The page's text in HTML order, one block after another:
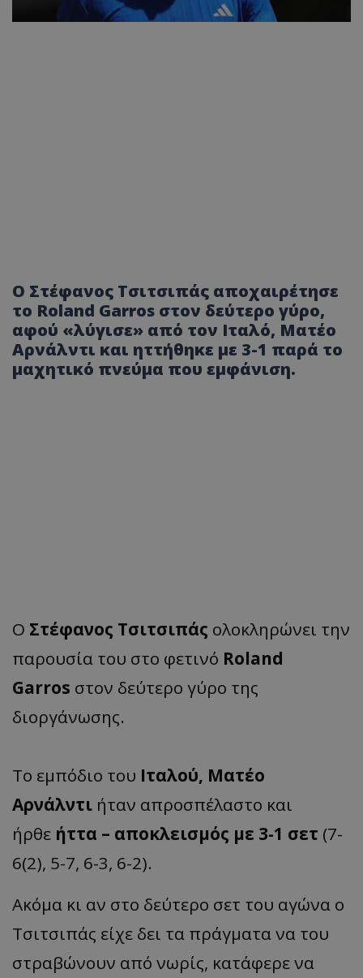
Ο Στέφανος Τσιτσιπάς αποχαιρέτησε
το Roland Garros στον δεύτερο γύρο,
αφού «λύγισε» από τον Ιταλό, Ματέο
Αρνάλντι και ηττήθηκε με 3-1 παρά το
μαχητικό πνεύμα που εμφάνιση.
Ο Στέφανος Τσιτσιπάς ολοκληρώνει την
παρουσία του στο φετινό Roland
Garros στον δεύτερο γύρο της
διοργάνωσης.
Το εμπόδιο του Ιταλού, Ματέο
Αρνάλντι ήταν απροσπέλαστο και
ήρθε ήττα – αποκλεισμός με 3-1 σετ (7-
6(2), 5-7, 6-3, 6-2).
Ακόμα κι αν στο δεύτερο σετ του αγώνα ο
Τσιτσιπάς είχε δει τα πράγματα να του
στραβώνουν από νωρίς, κατάφερε να